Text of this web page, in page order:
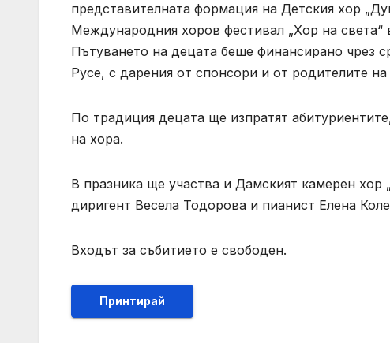
представителната формация на Детския хор
Международния хоров фестивал „Хор на
Пътуването на децата беше финансирано чрез
Русе, с дарения от спонсори и от родителите на
По традиция децата ще изпратят
на хора.
В празника ще участва и Дамският камерен хор
диригент Весела Тодорова и пианист Елена
Входът за събитието е свободен.
Принтирай